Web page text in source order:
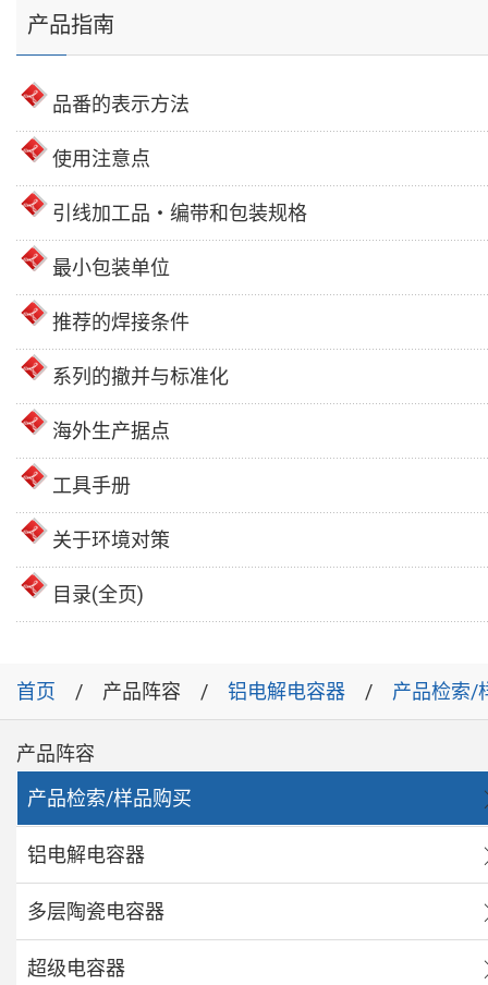
产品指南
品番的表示方法
使用注意点
引线加工品・编带和包装规格
最小包装单位
推荐的焊接条件
系列的撤并与标准化
海外生产据点
工具手册
关于环境对策
目录(全页)
首页 产品阵容 铝电解电容器 产品检索/
产品阵容
产品检索/样品购买
铝电解电容器
多层陶瓷电容器
超级电容器